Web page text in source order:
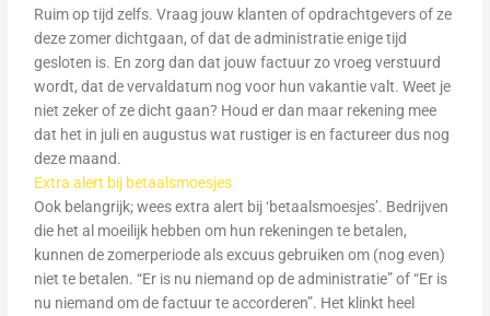
Ruim op tijd zelfs. Vraag jouw klanten of opdrachtgevers of ze
deze zomer dichtgaan, of dat de administratie enige tijd
gesloten is. En zorg dan dat jouw factuur zo vroeg verstuurd
wordt, dat de vervaldatum nog voor hun vakantie valt. Weet je
niet zeker of ze dicht gaan? Houd er dan maar rekening mee
dat het in juli en augustus wat rustiger is en factureer dus nog
deze maand.
Extra alert bij betaalsmoesjes
Ook belangrijk; wees extra alert bij ‘betaalsmoesjes’. Bedrijven
die het al moeilijk hebben om hun rekeningen te betalen,
kunnen de zomerperiode als excuus gebruiken om (nog even)
niet te betalen. “Er is nu niemand op de administratie” of “Er is
nu niemand om de factuur te accorderen”. Het klinkt heel